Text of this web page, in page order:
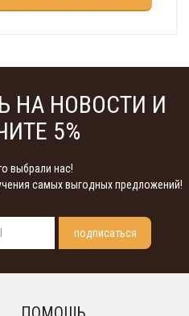
НА НОВОСТИ И
5%
выбрали нас!
самых выгодных предложений!
подписаться